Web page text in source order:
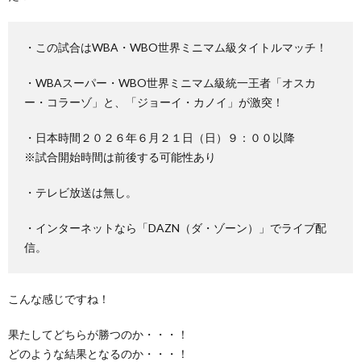
・この試合はWBA・WBO世界ミニマム級タイトルマッチ！
・WBAスーパー・WBO世界ミニマム級統一王者「オスカ
ー・コラーゾ」と、「ジョーイ・カノイ」が激突！
・日本時間２０２６年６月２１日（日）９：００以降
※試合開始時間は前後する可能性あり
・テレビ放送は無し。
・インターネットなら「DAZN（ダ・ゾーン）」でライブ配
信。
こんな感じですね！
果たしてどちらが勝つのか・・・！
どのような結果となるのか・・・！